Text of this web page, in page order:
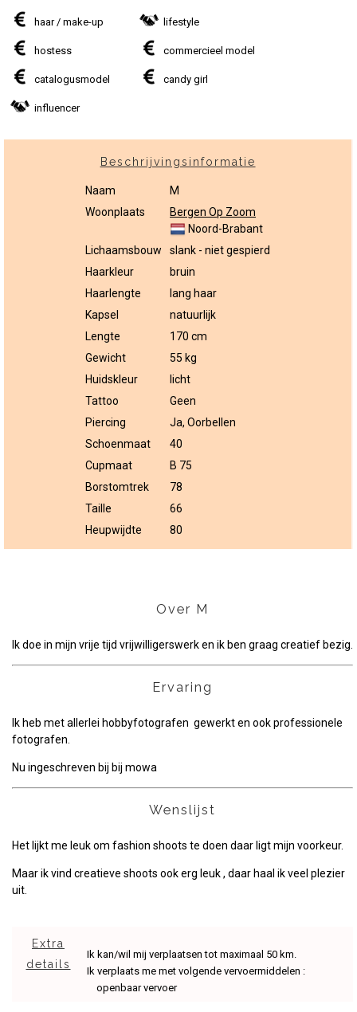
haar / make-up lifestyle
hostess commercieel model
catalogusmodel candy girl
influencer
Beschrijvingsinformatie
Naam
M
Woonplaats
Bergen Op Zoom
Noord-Brabant
Lichaamsbouw
slank - niet gespierd
Haarkleur
bruin
Haarlengte
lang haar
Kapsel
natuurlijk
Lengte
170 cm
Gewicht
55 kg
Huidskleur
licht
Tattoo
Geen
Piercing
Ja, Oorbellen
Schoenmaat
40
Cupmaat
B 75
Borstomtrek
78
Taille
66
Heupwijdte
80
Over M
Ik doe in mijn vrije tijd vrijwilligerswerk en ik ben graag creatief bezig.
Ervaring
Ik heb met allerlei hobbyfotografen gewerkt en ook professionele
fotografen.
Nu ingeschreven bij bij mowa
Wenslijst
Het lijkt me leuk om fashion shoots te doen daar ligt mijn voorkeur.
Maar ik vind creatieve shoots ook erg leuk , daar haal ik veel plezier
uit.
Extra
details
Ik kan/wil mij verplaatsen tot maximaal 50 km.
Ik verplaats me met volgende vervoermiddelen :
openbaar vervoer